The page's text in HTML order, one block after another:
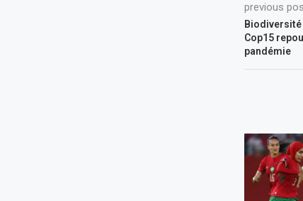
previous
Cop15
pandémie